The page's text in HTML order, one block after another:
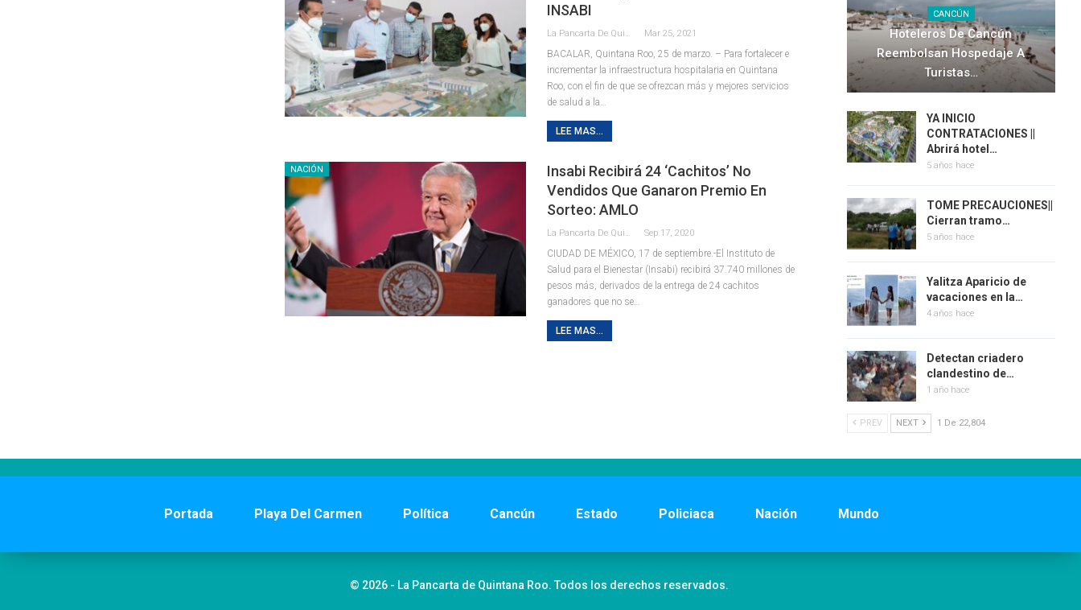
INSABI
Mar 25, 2021
BACALAR, Quintana Roo, 25 de marzo. – Para fortalecer e
incrementar la infraestructura hospitalaria en Quintana
Roo, con el fin de que se ofrezcan más y mejores servicios
de salud a la
LEE MAS...
NACIÓN
Insabi Recibirá 24 ‘cachitos’ No
Vendidos Que Ganaron Premio En
Sorteo: AMLO
Sep 17, 2020
CIUDAD DE MÉXICO, 17 de septiembre.-El Instituto de
Salud para el Bienestar (Insabi) recibirá 37.740 millones de
pesos más, derivados de la entrega de 24 cachitos
ganadores que no se
LEE MAS...
CANCÚN
Hoteleros De Cancún
Reembolsan Hospedaje A
Turistas…
YA INICIO
CONTRATACIONES ||
Abrirá hotel…
5 años hace
TOME PRECAUCIONES||
Cierran tramo…
5 años hace
Yalitza Aparicio de
vacaciones en la…
4 años hace
Detectan criadero
clandestino de…
1 año hace
PREV NEXT 1 De 22,804
Portada Playa Del Carmen Política Cancún Estado Policiaca Nación Mundo
© 2026 - La Pancarta de Quintana Roo. Todos los derechos reservados.